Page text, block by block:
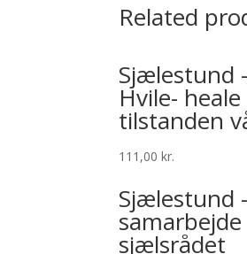
Related
Sjælestund
Hvile- heale
tilstanden
111,00kr.
Sjælestund
sjælsrådet